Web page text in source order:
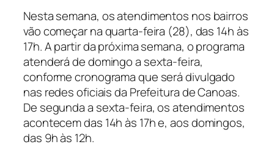
Nesta semana, os atendimentos nos bairros
vão começar na quarta-feira (28), das 14h às
17h. A partir da próxima semana, o programa
atenderá de domingo a sexta-feira,
conforme cronograma que será divulgado
nas redes oficiais da Prefeitura de Canoas.
De segunda a sexta-feira, os atendimentos
acontecem das 14h às 17h e, aos domingos,
das 9h às 12h.